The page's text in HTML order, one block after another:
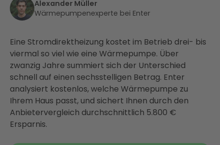
Alexander Müller
Wärmepumpenexperte bei Enter
Eine Stromdirektheizung kostet im Betrieb drei- bis
viermal so viel wie eine Wärmepumpe. Über
zwanzig Jahre summiert sich der Unterschied
schnell auf einen sechsstelligen Betrag. Enter
analysiert kostenlos, welche Wärmepumpe zu
Ihrem Haus passt, und sichert Ihnen durch den
Anbietervergleich durchschnittlich 5.800 €
Ersparnis.